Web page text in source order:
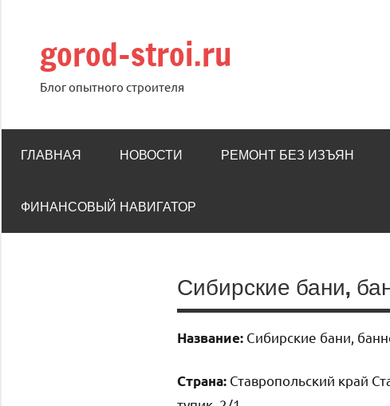
содержимому
gorod-stroi.ru
Блог опытного строителя
ГЛАВНАЯ НОВОСТИ РЕМОНТ БЕЗ ИЗЪЯН
ФИНАНСОВЫЙ НАВИГАТОР
Сибирские бани,
Название: Сибирские бани,
Страна: Ставропольский край